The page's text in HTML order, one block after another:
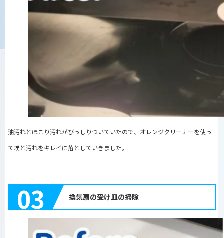
油汚れとほこり汚れがびっしりついていたので、オレンジクリーナーを使っ
て埃と汚れをキレイに落としていきました。
03 換気扇の受け皿の掃除